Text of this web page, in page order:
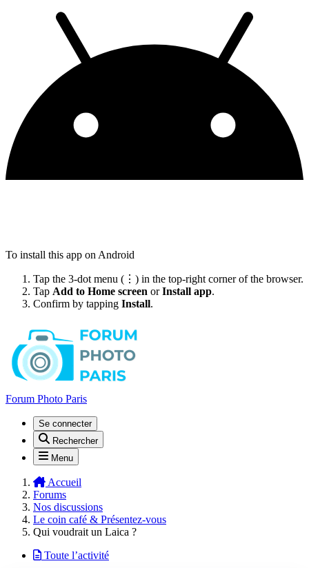
To install this app on Android
Tap the 3-dot menu (⋮) in the top-right corner of the browser.
Tap Add to Home screen orInstall app.
Confirm by tapping Install.
Forum Photo Paris
Se connecter
Rechercher
Menu
Accueil
Forums
Nos discussions
Le coin café & Présentez-vous
Qui voudrait un Laica ?
Toute l’activité